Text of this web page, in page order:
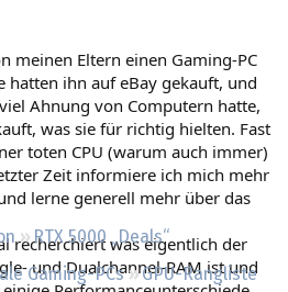
RTX 5000 „Deals“
Gaming-PCs
GPU-Rangliste
meinen Eltern einen Gaming-PC
hatten ihn auf eBay gekauft, und
Ahnung von Computern hatte,
was sie für richtig hielten. Fast
toten CPU (warum auch immer)
Zeit informiere ich mich mehr
lerne generell mehr über das
recherchiert was eigentlich der
und Dualchannel-RAM ist und